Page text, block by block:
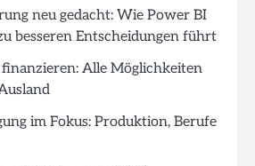
neu gedacht: Wie Power BI
besseren Entscheidungen führt
Alle Möglichkeiten
im Fokus: Produktion, Berufe